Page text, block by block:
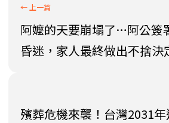
阿嬤的天要崩塌了…阿公簽
昏迷，家人最終做出不捨決
殯葬危機來襲！台灣2031